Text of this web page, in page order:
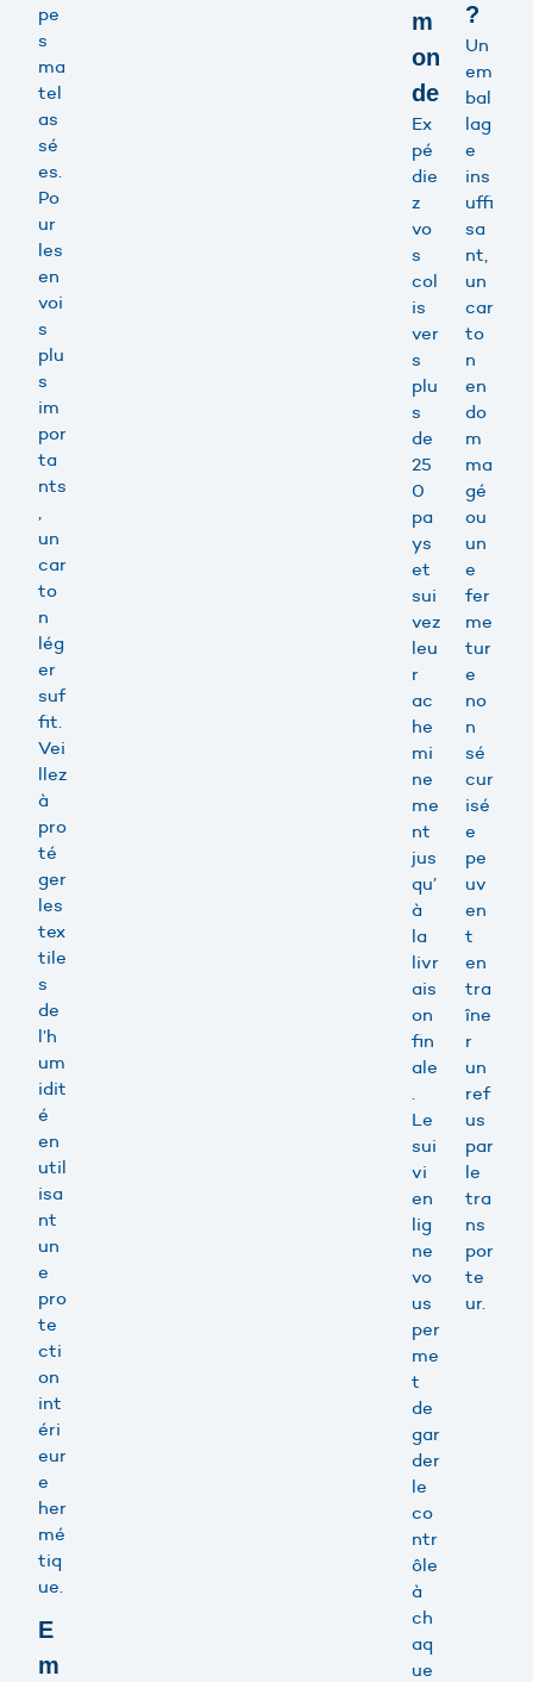
pe
s
ma
tel
as
sé
es.
Po
ur
les
en
voi
s
plu
s
im
por
ta
nts
,
un
car
to
n
lég
er
suf
fit.
Vei
llez
à
pro
té
ger
les
tex
tile
s
de
l’h
um
idit
é
en
util
isa
nt
un
e
pro
te
cti
on
int
éri
eur
e
her
mé
tiq
ue.
E
m
m
on
de
Ex
pé
die
z
vo
s
col
is
ver
s
plu
s
de
25
0
pa
ys
et
sui
vez
leu
r
ac
he
mi
ne
me
nt
jus
qu’
à
la
livr
ais
on
fin
ale
.
Le
sui
vi
en
lig
ne
vo
us
per
me
t
de
gar
der
le
co
ntr
ôle
à
ch
aq
ue
?
Un
em
bal
lag
e
ins
uffi
sa
nt,
un
car
to
n
en
do
m
ma
gé
ou
un
e
fer
me
tur
e
no
n
sé
cur
isé
e
pe
uv
en
t
en
tra
îne
r
un
ref
us
par
le
tra
ns
por
te
ur.